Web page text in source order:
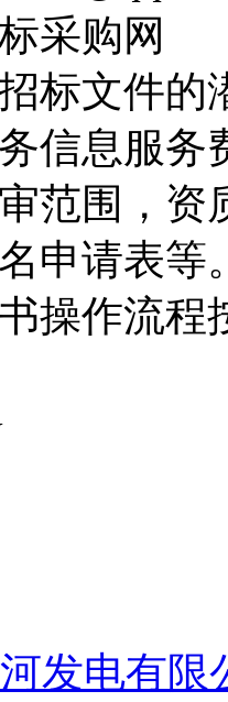
采购网
标文件的
信息服务
范围，资
申请表等
操作流程
发电有